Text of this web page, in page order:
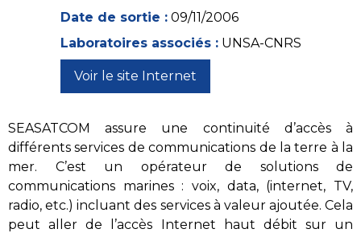
Date de sortie :09/11/2006
Laboratoires associés :UNSA-CNRS
Voir le site Internet
SEASATCOM assure une continuité d’accès à
différents services de communications de la terre à la
mer. C’est un opérateur de solutions de
communications marines : voix, data, (internet, TV,
radio, etc.) incluant des services à valeur ajoutée. Cela
peut aller de l’accès Internet haut débit sur un